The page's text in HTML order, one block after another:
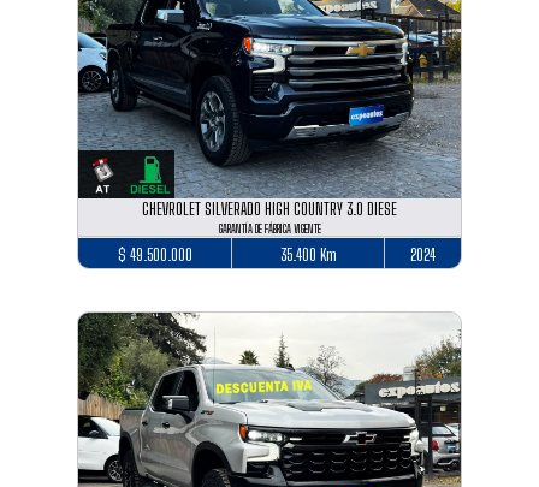
CHEVROLET SILVERADO HIGH COUNTRY 3.0 DIESE
GARANTÍA DE FÁBRICA VIGENTE
$ 49.500.000 35.400 Km 2024